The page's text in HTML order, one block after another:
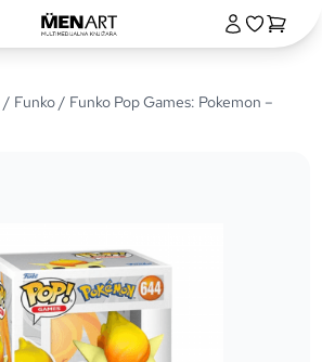
/ Funko/ Funko Pop Games: Pokemon –